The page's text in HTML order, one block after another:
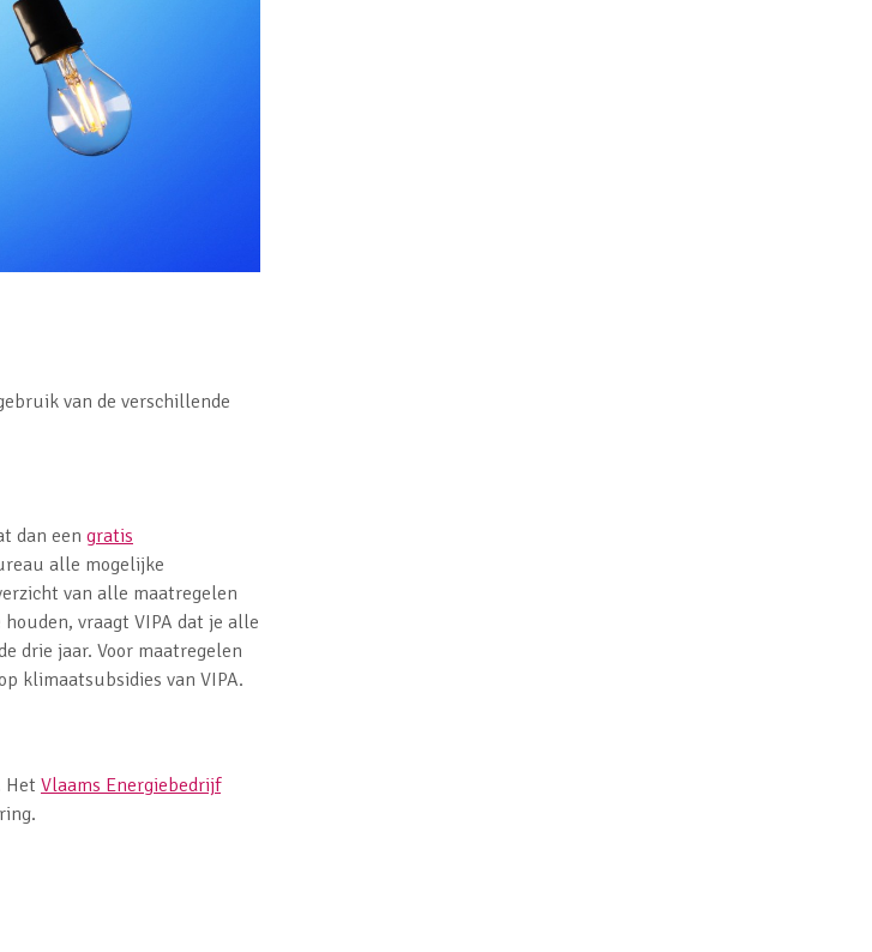
van de verschillende
dan een gratis
alle mogelijke
van alle maatregelen
vraagt VIPA dat je alle
drie jaar. Voor maatregelen
klimaatsubsidies van VIPA.
Het Vlaams Energiebedrijf